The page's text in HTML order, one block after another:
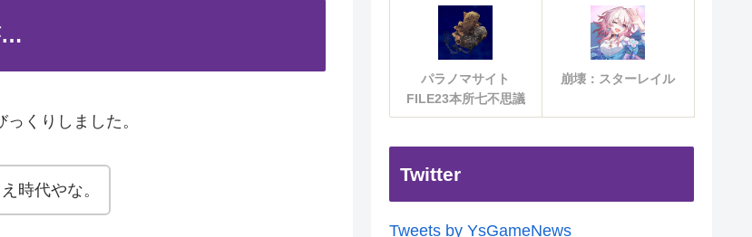
…
くりしました。
時代やな。
パラノマサイト
FILE23本所七不思議
崩壊：スターレイル
Twitter
Tweets by YsGameNews